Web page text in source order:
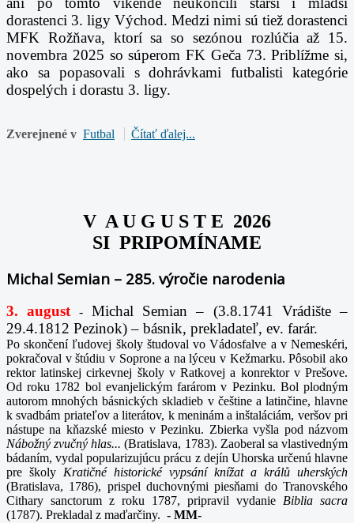
dorastenci 3. ligy Východ. Medzi nimi sú tiež dorastenci
MFK Rožňava, ktorí sa so sezónou rozlúčia až 15.
novembra 2025 so súperom FK Geča 73.Priblížme si,
ako sa popasovali s dohrávkami futbalisti kategórie
dospelých i dorastu 3. ligy.
Zverejnené v Futbal Čítať ďalej...
V A U G U S T E 2026
SI PRIPOMÍNAME
Michal Semian – 285. výročie narodenia
3. august -Michal Semian – (3.8.1741 Vrádište –
29.4.1812 Pezinok) – básnik, prekladateľ, ev. farár.
Po skončení ľudovej školy študoval vo Vádosfalve a v Nemeskéri,
pokračoval v štúdiu v Soprone a na lýceu v Kežmarku. Pôsobil ako
rektor latinskej cirkevnej školy v Ratkovej a konrektor v Prešove.
Od roku 1782 bol evanjelickým farárom v Pezinku. Bol plodným
autorom mnohých básnických skladieb v češtine a latinčine, hlavne
k svadbám priateľov a literátov, k meninám a inštaláciám, veršov pri
nástupe na kňazské miesto v Pezinku. Zbierka vyšla pod názvom
Nábožný zvučný hlas...(Bratislava, 1783). Zaoberal sa vlastivedným
bádaním, vydal popularizujúcu prácu z dejín Uhorska určenú hlavne
pre školy Kratičné historické vypsání knížat a králů uherských
(Bratislava, 1786), prispel duchovnými piesňami do Tranovského
Cithary sanctorum z roku 1787, pripravil vydanie Biblia sacra
(1787). Prekladal z maďarčiny. - MM-